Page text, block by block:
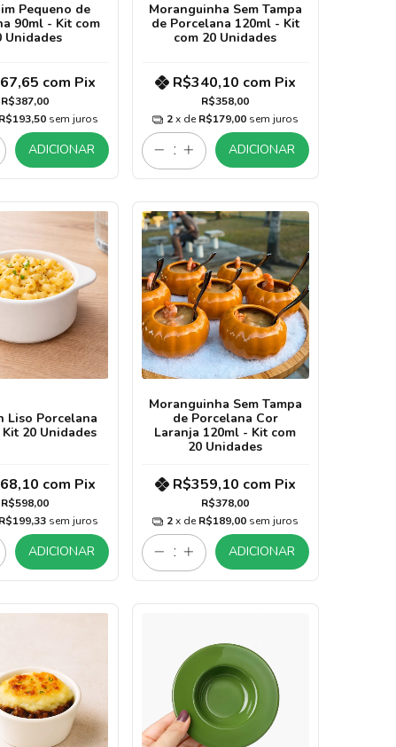
Pequeno de
90ml - Kit com
Unidades
R$387,00
com Pix
R$193,50 sem juros
ADICIONAR
Moranguinha Sem Tampa
de Porcelana 120ml - Kit
com 20 Unidades
R$358,00
R$340,10 com Pix
2x de R$179,00 sem juros
ADICIONAR
Liso Porcelana
20 Unidades
R$598,00
com Pix
R$199,33 sem juros
ADICIONAR
Moranguinha Sem Tampa
de Porcelana Cor
Laranja 120ml - Kit com
20 Unidades
R$378,00
R$359,10 com Pix
2x de R$189,00 sem juros
ADICIONAR